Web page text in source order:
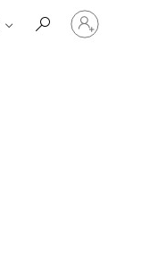
Conectați-
vă